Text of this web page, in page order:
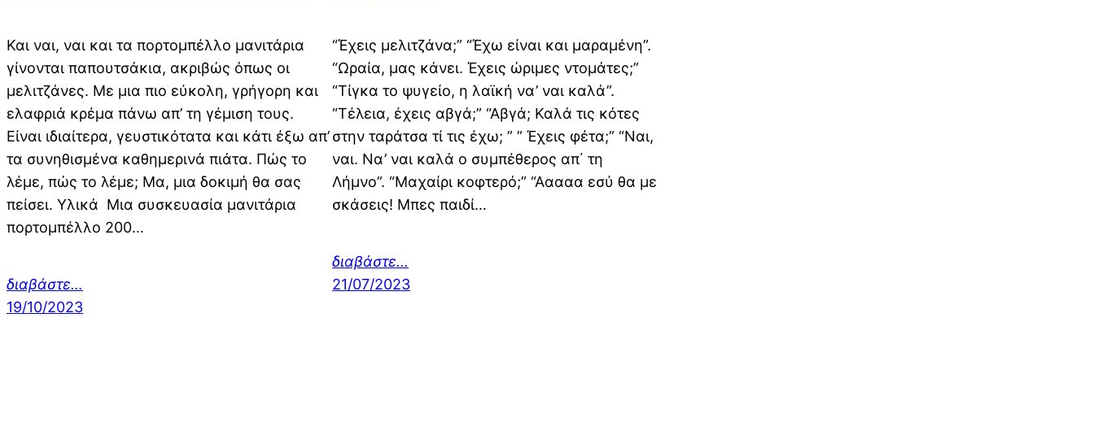
Και ναι, ναι και τα πορτομπέλλο μανιτάρια
γίνονται παπουτσάκια, ακριβώς όπως οι
μελιτζάνες. Με μια πιο εύκολη, γρήγορη και
ελαφριά κρέμα πάνω απ’ τη γέμιση τους.
Είναι ιδιαίτερα, γευστικότατα και κάτι έξω απ’
τα συνηθισμένα καθημερινά πιάτα. Πώς το
λέμε, πώς το λέμε; Μα, μια δοκιμή θα σας
πείσει. Υλικά Μια συσκευασία μανιτάρια
πορτομπέλλο 200…
διαβάστε…
19/10/2023
“Έχεις μελιτζάνα;” “Έχω είναι και μαραμένη”.
“Ωραία, μας κάνει. Έχεις ώριμες ντομάτες;”
“Τίγκα το ψυγείο, η λαϊκή να’ ναι καλά”.
“Τέλεια, έχεις αβγά;” “Αβγά; Καλά τις κότες
στην ταράτσα τί τις έχω; ” ” Έχεις φέτα;” “Ναι,
ναι. Να’ ναι καλά ο συμπέθερος απ΄ τη
Λήμνο”. “Μαχαίρι κοφτερό;” “Ααααα εσύ θα με
σκάσεις! Μπες παιδί…
διαβάστε…
21/07/2023